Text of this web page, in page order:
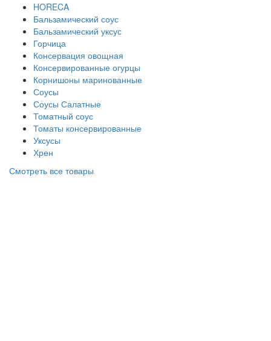
HORECA
Бальзамический соус
Бальзамический уксус
Горчица
Консервация овощная
Консервированные огурцы
Корнишоны маринованные
Соусы
Соусы Салатные
Томатный соус
Томаты консервированные
Уксусы
Хрен
Смотреть все товары